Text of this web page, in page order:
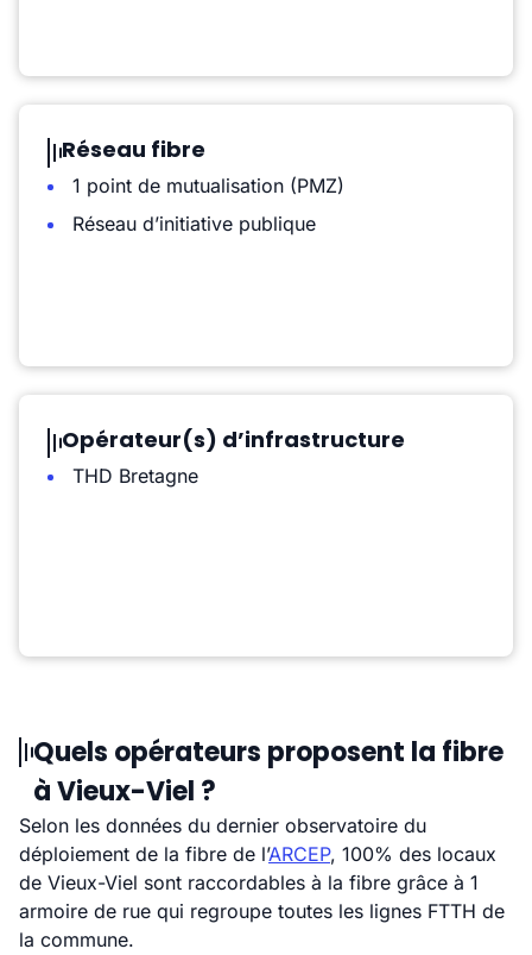
Réseau fibre
1 point de mutualisation (PMZ)
Réseau d’initiative publique
Opérateur(s) d’infrastructure
THD Bretagne
Quels opérateurs proposent la fibre
à Vieux-Viel ?
Selon les données du dernier observatoire du
déploiement de la fibre de l’ARCEP, 100% des locaux
de Vieux-Viel sont raccordables à la fibre grâce à 1
armoire de rue qui regroupe toutes les lignes FTTH de
la commune.